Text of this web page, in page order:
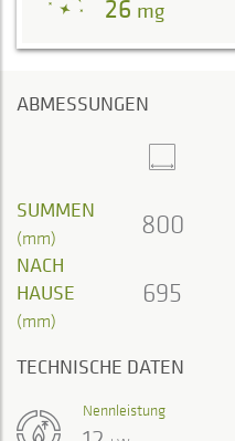
26 mg
ABMESSUNGEN
SUMMEN
(mm) 800
NACH
HAUSE
(mm)
695
TECHNISCHE DATEN
Nennleistung